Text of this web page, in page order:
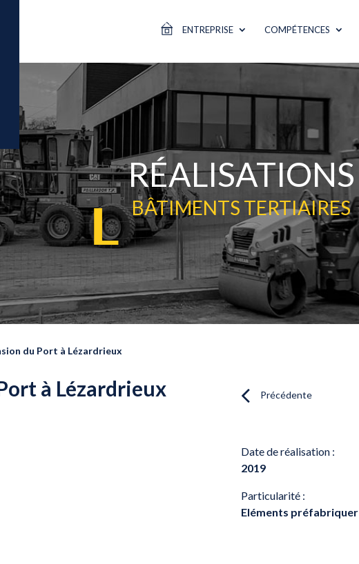
ENTREPRISE COMPÉTENCES
RÉALISATIONS
BÂTIMENTS TERTIAIRES
du Port à Lézardrieux
à Lézardrieux Précédente
Date de réalisation :
2019
Particularité :
Eléments préfabriquer